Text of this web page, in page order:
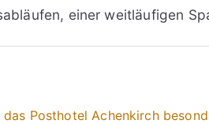
einer weitläufigen
das Posthotel Achenkirch